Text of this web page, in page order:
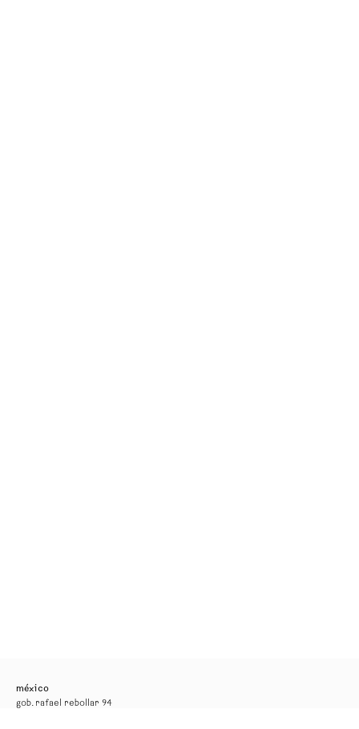
méxico
gob. rafael rebollar 94